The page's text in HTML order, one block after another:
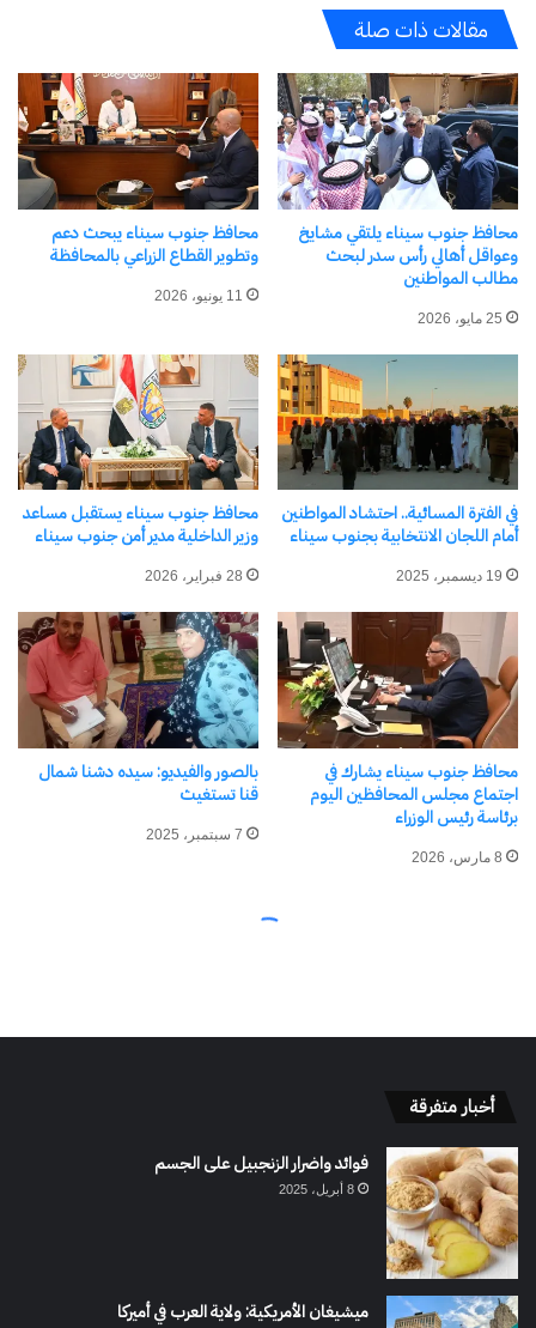
أخبار متفرقة
فوائد واضرار الزنجبيل على الجسم
8 أبريل، 2025
ميشيغان الأمريكية: ولاية العرب في أميركا